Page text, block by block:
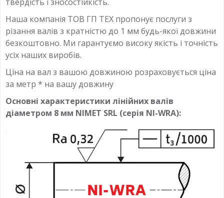
Наша компанія ТОВ ГП ТЕХ пропонує послуги з
різання валів з кратністю до 1 мм будь-якої довжини
безкоштовно. Ми гарантуємо високу якість і точність
усіх наших виробів.
Ціна на вал з вашою довжиною розраховується ціна
за метр * на вашу довжину
Основні характеристики лінійних валів
діаметром 8 мм NIMET SRL (серія NI-WRA):